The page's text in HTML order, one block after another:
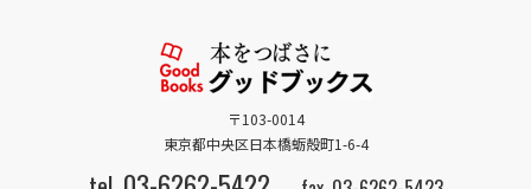
〒103-0014
東京都中央区日本橋蛎殻町1-6-4